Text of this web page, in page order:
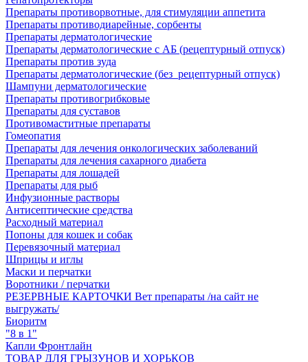
Препараты противорвотные, для стимуляции аппетита
Препараты противодиарейные, сорбенты
Препараты дерматологические
Препараты дерматологические с АБ (рецептурный отпуск)
Препараты против зуда
Препараты дерматологические (без_рецептурный отпуск)
Шампуни дерматологические
Препараты противогрибковые
Препараты для суставов
Противомаститные препараты
Гомеопатия
Препараты для лечения онкологических заболеваний
Препараты для лечения сахарного диабета
Препараты для лошадей
Препараты для рыб
Инфузионные растворы
Антисептические средства
Расходный материал
Попоны для кошек и собак
Перевязочный материал
Шприцы и иглы
Маски и перчатки
Воротники / перчатки
РЕЗЕРВНЫЕ КАРТОЧКИ Вет препараты /на сайт не
выгружать/
Биоритм
"8 в 1"
Капли Фронтлайн
ТОВАР ДЛЯ ГРЫЗУНОВ И ХОРЬКОВ